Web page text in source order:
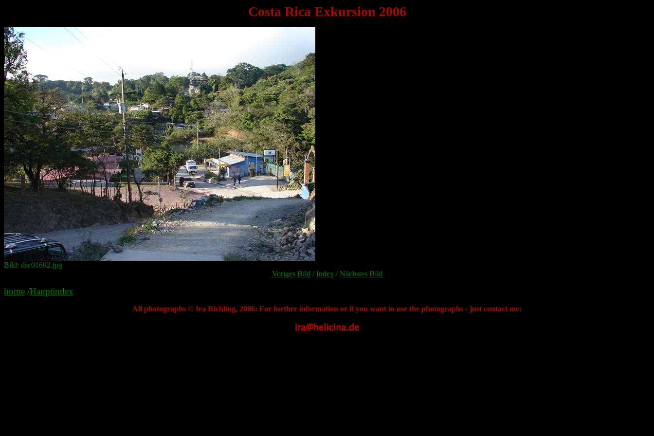
Costa Rica Exkursion 2006
Bild: dsc01692.jpg
Voriges Bild /Index /Nächstes Bild
home /Hauptindex
All photographs © Ira Richling, 2006: For further information or if you want to use the photographs - just contact me: